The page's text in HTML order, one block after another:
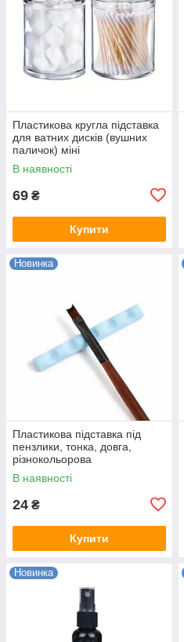
Пластикова кругла підставка
для ватних дисків (вушних
паличок) міні
В наявності
69 ₴
Купити
Новинка
Пластикова підставка під
пензлики, тонка, довга,
різнокольорова
В наявності
24 ₴
Купити
Новинка